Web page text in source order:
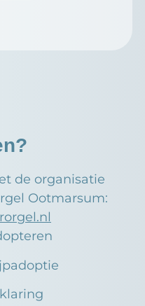
de organisatie
Ootmarsum: